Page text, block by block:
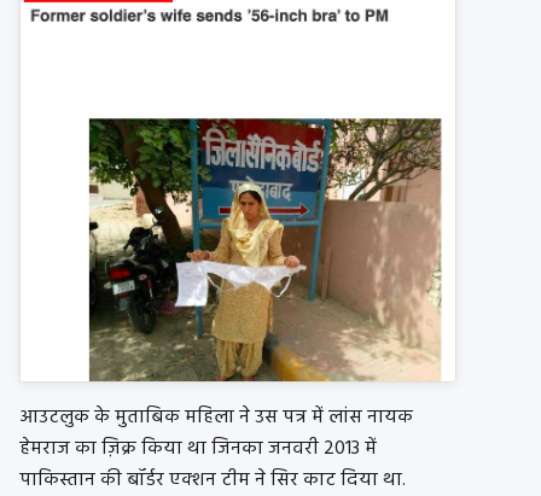
आउटलुक के मुताबिक महिला ने उस पत्र में लांस नायक
हेमराज का ज़िक्र किया था जिनका जनवरी 2013 में
पाकिस्तान की बॉर्डर एक्शन टीम ने सिर काट दिया था.